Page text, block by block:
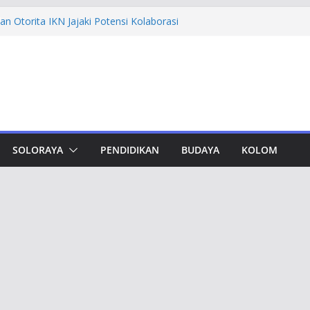
Otorita IKN Jajaki Potensi Kolaborasi
Muktamar Tapak Suci, Ahmad Luthfi
Jadi Penguat Persatuan Bangsa
Award, Ahmad Luthfi Dinilai
untuk Jateng
Taj Yasin Minta Optimalkan
SOLORAYA PENDIDIKAN BUDAYA KOLOM